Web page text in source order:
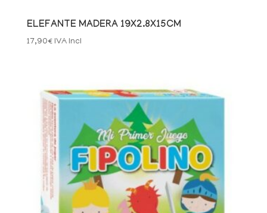
ELEFANTE MADERA 19X2.8X15CM
17,90€ IVA Incl